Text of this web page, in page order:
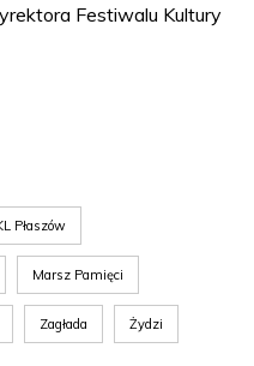
Festiwalu Kultury
Płaszów
Marsz Pamięci
Zagłada Żydzi